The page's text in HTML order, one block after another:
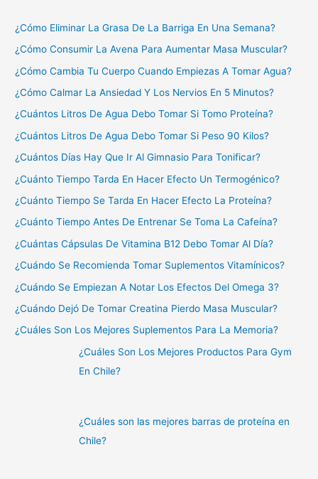
¿Cómo Eliminar La Grasa De La Barriga En Una Semana?
¿Cómo Consumir La Avena Para Aumentar Masa Muscular?
¿Cómo Cambia Tu Cuerpo Cuando Empiezas A Tomar Agua?
¿Cómo Calmar La Ansiedad Y Los Nervios En 5 Minutos?
¿Cuántos Litros De Agua Debo Tomar Si Tomo Proteína?
¿Cuántos Litros De Agua Debo Tomar Si Peso 90 Kilos?
¿Cuántos Días Hay Que Ir Al Gimnasio Para Tonificar?
¿Cuánto Tiempo Tarda En Hacer Efecto Un Termogénico?
¿Cuánto Tiempo Se Tarda En Hacer Efecto La Proteína?
¿Cuánto Tiempo Antes De Entrenar Se Toma La Cafeína?
¿Cuántas Cápsulas De Vitamina B12 Debo Tomar Al Día?
¿Cuándo Se Recomienda Tomar Suplementos Vitamínicos?
¿Cuándo Se Empiezan A Notar Los Efectos Del Omega 3?
¿Cuándo Dejó De Tomar Creatina Pierdo Masa Muscular?
¿Cuáles Son Los Mejores Suplementos Para La Memoria?
¿Cuáles Son Los Mejores Productos Para Gym
En Chile?
¿Cuáles son las mejores barras de proteína en
Chile?